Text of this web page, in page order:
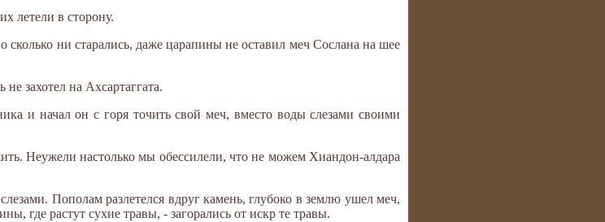
летели в сторону.
ни старались, даже царапины не оставил меч Сослана на шее
захотел на Ахсартаггата.
и начал он с горя точить свой меч, вместо воды слезами своими
Неужели настолько мы обессилели, что не можем Хиандон-алдара
Пополам разлетелся вдруг камень, глубоко в землю ушел меч,
где растут сухие травы, - загорались от искр те травы.